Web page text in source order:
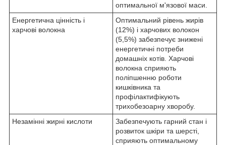
оптимальної м'язової маси.
Енергетична цінність і
харчові волокна
Оптимальний рівень жирів
(12%) і харчових волокон
(5,5%) забезпечує знижені
енергетичні потреби
домашніх котів. Харчові
волокна сприяють
поліпшенню роботи
кишківника та
профілактифікують
трихобезоарну хворобу.
Незамінні жирні кислоти
Забезпечують гарний стан і
розвиток шкіри та шерсті,
сприяють оптимальному